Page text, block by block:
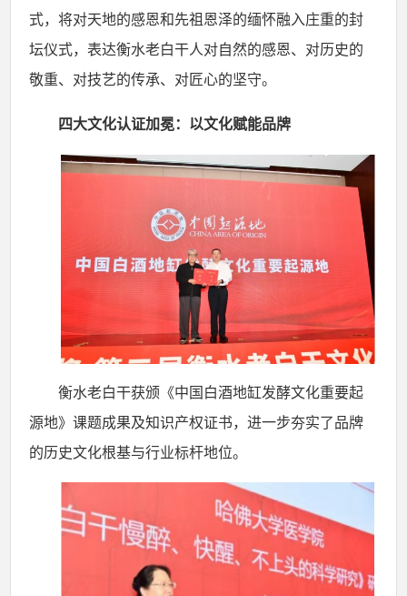
式，将对天地的感恩和先祖恩泽的缅怀融入庄重的封
坛仪式，表达衡水老白干人对自然的感恩、对历史的
敬重、对技艺的传承、对匠心的坚守。
四大文化认证加冕：以文化赋能品牌
衡水老白干获颁《中国白酒地缸发酵文化重要起
源地》课题成果及知识产权证书，进一步夯实了品牌
的历史文化根基与行业标杆地位。